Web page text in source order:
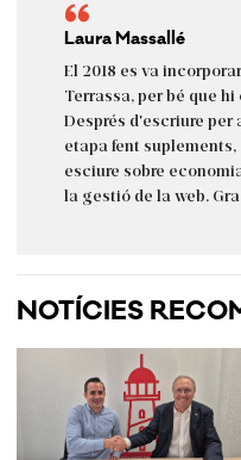
Laura Massallé
El 2018 es va
Terrassa, per bé que hi
Després d'escriure per
etapa fent
esciure sobre
la gestió de la web.
NOTÍCIES